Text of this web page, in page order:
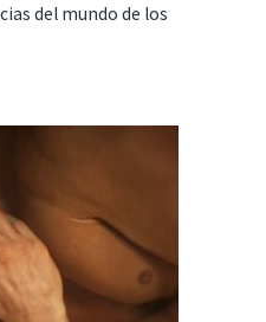
del mundo de los